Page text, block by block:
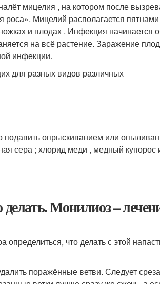
мицелия , на котором после
роса». Мицелий располагается
и плодах . Инфекция начинается
на всё растение. Заражение
инфекции.
для разных видов различных
подавить опрыскиванием или
сера ; хлорид меди , медный купорос
Монилиоз –
определиться, что делать с этой
поражённые ветви. Следует